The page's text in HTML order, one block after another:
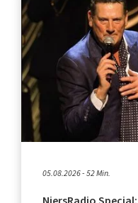
05.08.2026 - 52 Min.